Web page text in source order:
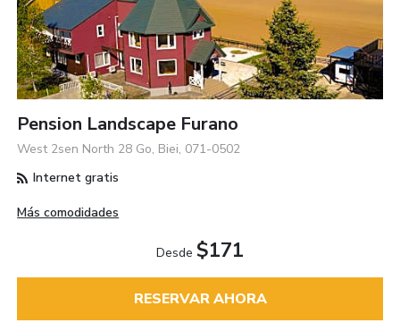
Pension Landscape Furano
West 2sen North 28 Go, Biei, 071-0502
Internet gratis
Más comodidades
Desde $171
RESERVAR AHORA